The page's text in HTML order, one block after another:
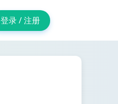
登录 / 注册